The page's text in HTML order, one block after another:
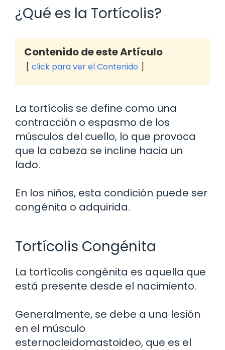
¿Qué es la Tortícolis?
Contenido de este Artículo
click para ver el Contenido
La tortícolis se define como una
contracción o espasmo de los
músculos del cuello, lo que provoca
que la cabeza se incline hacia un
lado.
En los niños, esta condición puede ser
congénita o adquirida.
Tortícolis Congénita
La tortícolis congénita es aquella que
está presente desde el nacimiento.
Generalmente, se debe a una lesión
en el músculo
esternocleidomastoideo, que es el